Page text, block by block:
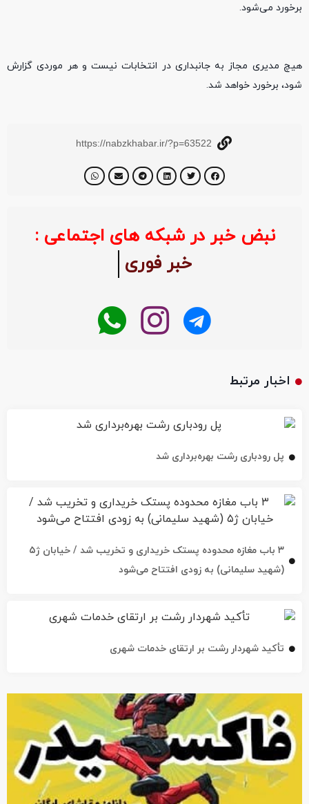
برخورد می‌شود.
هیچ مدیری مجاز به جانبداری در انتخابات نیست و هر موردی گزارش
شود، برخورد خواهد شد.
https://nabzkhabar.ir/?p=63522
نبض خبر در شبکه های اجتماعی :
خبر فوری
اخبار مرتبط
پل رودباری رشت بهره‌برداری شد
۳ باب مغازه محدوده پستک خریداری و تخریب شد / خیابان ژ۵
(شهید سلیمانی) به زودی افتتاح می‌شود
تأکید شهردار رشت بر ارتقای خدمات شهری